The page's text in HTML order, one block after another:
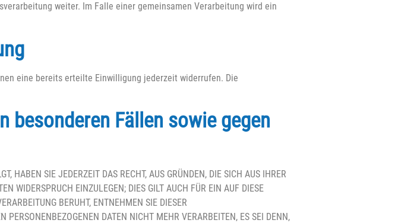
weiter. Im Falle einer gemeinsamen Verarbeitung wird ein
eine bereits erteilte Einwilligung jederzeit widerrufen. Die
besonderen Fällen sowie gegen
HABEN SIE JEDERZEIT DAS RECHT, AUS GRÜNDEN, DIE SICH AUS IHRER
WIDERSPRUCH EINZULEGEN; DIES GILT AUCH FÜR EIN AUF DIESE
BERUHT, ENTNEHMEN SIE DIESER
PERSONENBEZOGENEN DATEN NICHT MEHR VERARBEITEN, ES SEI DENN,